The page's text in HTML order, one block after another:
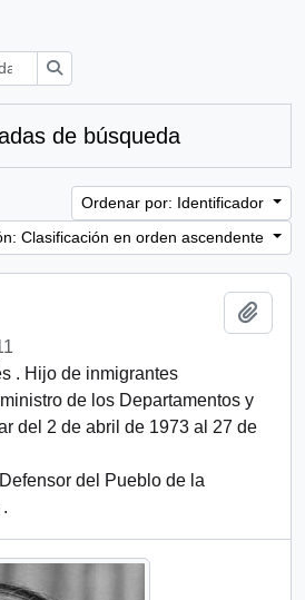
de búsqueda
Ordenar por: Identificador
Clasificación en orden ascendente
. Hijo de inmigrantes
de los Departamentos y
del 2 de abril de 1973 al 27 de
del Pueblo de la